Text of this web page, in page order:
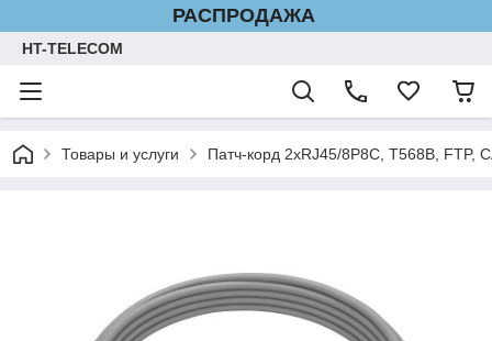
РАСПРОДАЖА
HT-TELECOM
Товары и услуги Патч-корд 2xRJ45/8P8C, T568B, FTP,